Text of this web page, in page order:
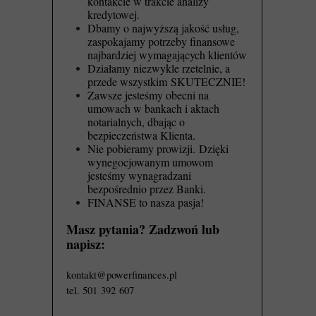
kredytowej.
Dbamy o najwyższą jakość usług,
zaspokajamy potrzeby finansowe
najbardziej wymagających klientów
Działamy niezwykle rzetelnie, a
przede wszystkim SKUTECZNIE!
Zawsze jesteśmy obecni na
umowach w bankach i aktach
notarialnych, dbając o
bezpieczeństwa Klienta.
Nie pobieramy prowizji. Dzięki
wynegocjowanym umowom
jesteśmy wynagradzani
bezpośrednio przez Banki.
FINANSE to nasza pasja!
Masz pytania? Zadzwoń lub
napisz:
kontakt@powerfinances.pl
tel. 501 392 607